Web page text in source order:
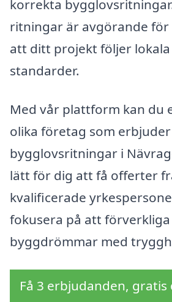
korrekta
ritningar är avgörande för
att ditt projekt följer
standarder.
Med vår plattform kan du
olika företag som erbjuder
bygglovsritningar i
lätt för dig att få offerter
kvalificerade
fokusera på att förverkliga
byggdrömmar med
Få 3 erbjudanden, gratis